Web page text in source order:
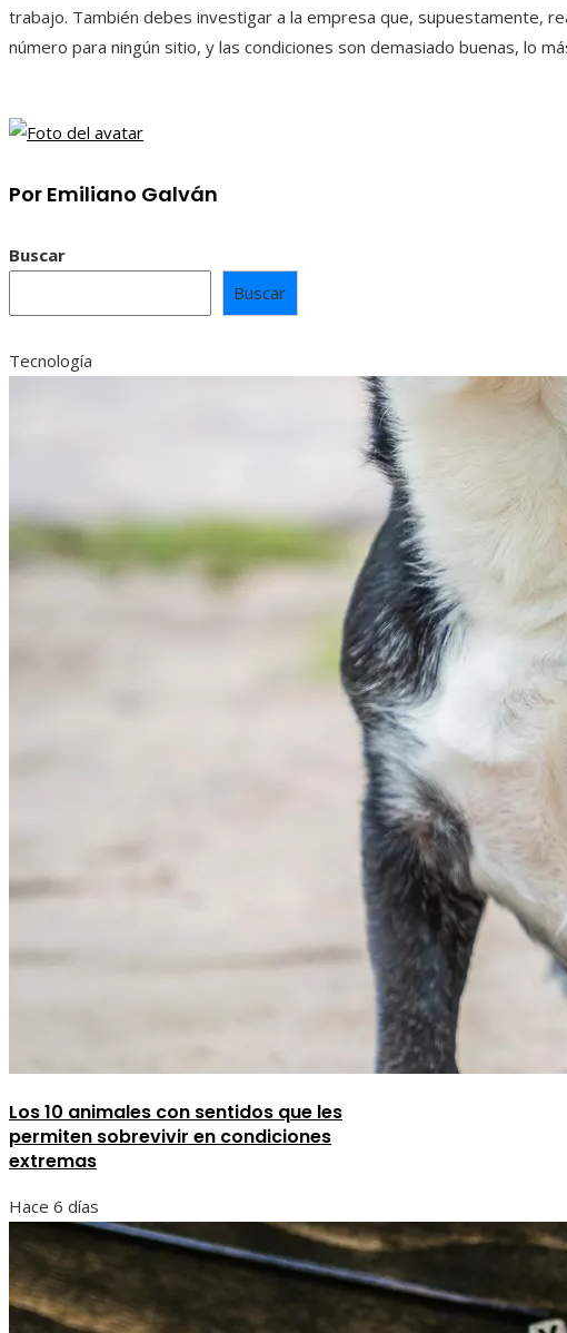
trabajo. También debes investigar a la empresa que, supuestamente,
número para ningún sitio, y las condiciones son demasiado buenas, lo
Por Emiliano Galván
Buscar
Buscar
Tecnología
Los 10 animales con sentidos que les
permiten sobrevivir en condiciones
extremas
Hace 6 días